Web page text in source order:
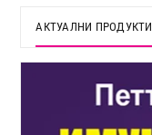
АКТУАЛНИ ПРОДУКТИ